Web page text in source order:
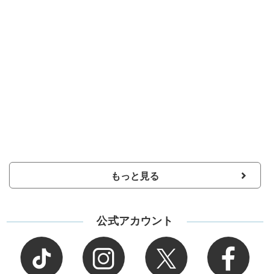
もっと見る
公式アカウント